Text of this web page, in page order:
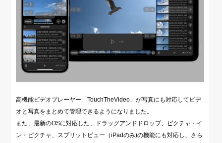
高機能ビデオプレーヤー「TouchTheVideo」が写真にも対応してビデ
オと写真をまとめて管理できるようになりました。
また、最新のOSに対応した、ドラッグアンドドロップ、ピクチャ・イ
ン・ピクチャ、スプリットビュー（iPadのみ)の機能にも対応し、さら